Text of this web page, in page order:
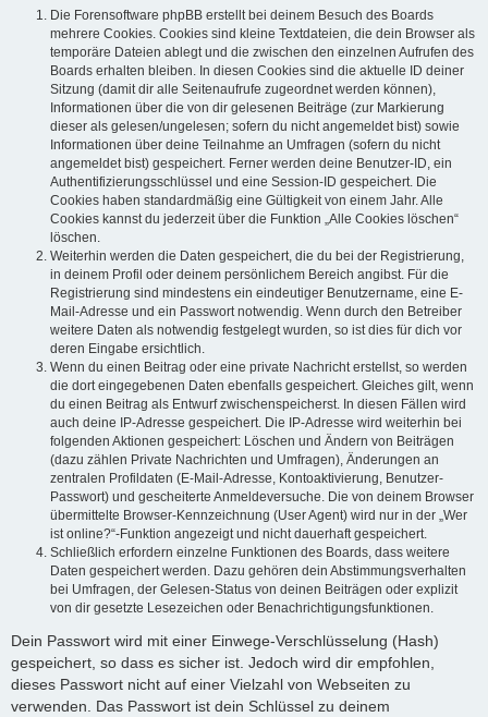
Die Forensoftware phpBB erstellt bei deinem Besuch des Boards
mehrere Cookies. Cookies sind kleine Textdateien, die dein Browser als
temporäre Dateien ablegt und die zwischen den einzelnen Aufrufen des
Boards erhalten bleiben. In diesen Cookies sind die aktuelle ID deiner
Sitzung (damit dir alle Seitenaufrufe zugeordnet werden können),
Informationen über die von dir gelesenen Beiträge (zur Markierung
dieser als gelesen/ungelesen; sofern du nicht angemeldet bist) sowie
Informationen über deine Teilnahme an Umfragen (sofern du nicht
angemeldet bist) gespeichert. Ferner werden deine Benutzer-ID, ein
Authentifizierungsschlüssel und eine Session-ID gespeichert. Die
Cookies haben standardmäßig eine Gültigkeit von einem Jahr. Alle
Cookies kannst du jederzeit über die Funktion „Alle Cookies löschen“
löschen.
Weiterhin werden die Daten gespeichert, die du bei der Registrierung,
in deinem Profil oder deinem persönlichem Bereich angibst. Für die
Registrierung sind mindestens ein eindeutiger Benutzername, eine E-
Mail-Adresse und ein Passwort notwendig. Wenn durch den Betreiber
weitere Daten als notwendig festgelegt wurden, so ist dies für dich vor
deren Eingabe ersichtlich.
Wenn du einen Beitrag oder eine private Nachricht erstellst, so werden
die dort eingegebenen Daten ebenfalls gespeichert. Gleiches gilt, wenn
du einen Beitrag als Entwurf zwischenspeicherst. In diesen Fällen wird
auch deine IP-Adresse gespeichert. Die IP-Adresse wird weiterhin bei
folgenden Aktionen gespeichert: Löschen und Ändern von Beiträgen
(dazu zählen Private Nachrichten und Umfragen), Änderungen an
zentralen Profildaten (E-Mail-Adresse, Kontoaktivierung, Benutzer-
Passwort) und gescheiterte Anmeldeversuche. Die von deinem Browser
übermittelte Browser-Kennzeichnung (User Agent) wird nur in der „Wer
ist online?“-Funktion angezeigt und nicht dauerhaft gespeichert.
Schließlich erfordern einzelne Funktionen des Boards, dass weitere
Daten gespeichert werden. Dazu gehören dein Abstimmungsverhalten
bei Umfragen, der Gelesen-Status von deinen Beiträgen oder explizit
von dir gesetzte Lesezeichen oder Benachrichtigungsfunktionen.
Dein Passwort wird mit einer Einwege-Verschlüsselung (Hash)
gespeichert, so dass es sicher ist. Jedoch wird dir empfohlen,
dieses Passwort nicht auf einer Vielzahl von Webseiten zu
verwenden. Das Passwort ist dein Schlüssel zu deinem